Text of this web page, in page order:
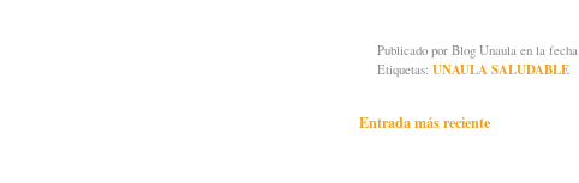
Publicado por Blog Unaula en la fecha
Etiquetas: UNAULA SALUDABLE
Entrada más reciente